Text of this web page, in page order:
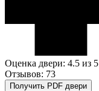
Оценка двери: 4.5 из 5
Отзывов: 73
Получить PDF двери